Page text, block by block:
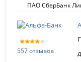
ПАО СберБанк
557 отзывов